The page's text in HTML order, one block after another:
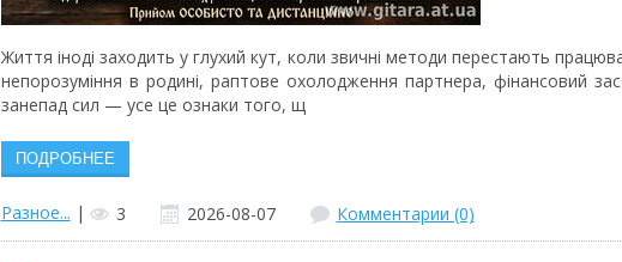
Життя іноді заходить у глухий кут, коли звичні методи перестають
непорозуміння в родині, раптове охолодження партнера, фінансовий
занепад сил — усе це ознаки того, щ
Разное... | 3 2026-08-07 Комментарии (0)